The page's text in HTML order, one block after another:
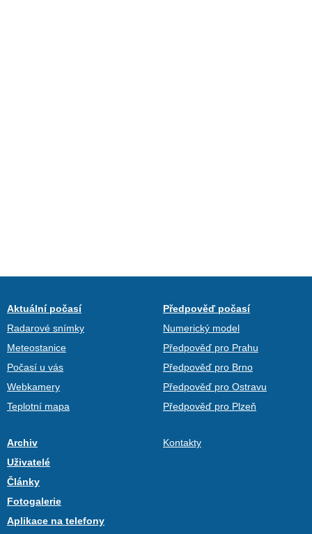
Aktuální počasí
Radarové snímky
Meteostanice
Počasí u vás
Webkamery
Teplotní mapa
Předpověď počasí
Numerický model
Předpověď pro Prahu
Předpověď pro Brno
Předpověď pro Ostravu
Předpověď pro Plzeň
Archiv
Uživatelé
Články
Fotogalerie
Aplikace na telefony
Kontakty